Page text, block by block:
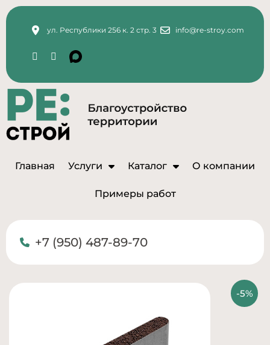
ул. Республики 256 к. 2 стр. 3 info@re-stroy.com
Главная Услуги Каталог О компании
Примеры работ
+7 (950) 487-89-70